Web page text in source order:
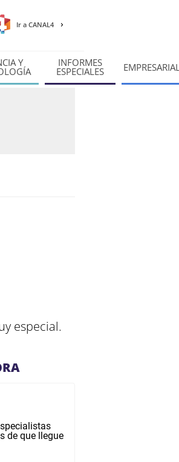
Ir a CANAL4
Y INFORMES
ESPECIALES
especial.